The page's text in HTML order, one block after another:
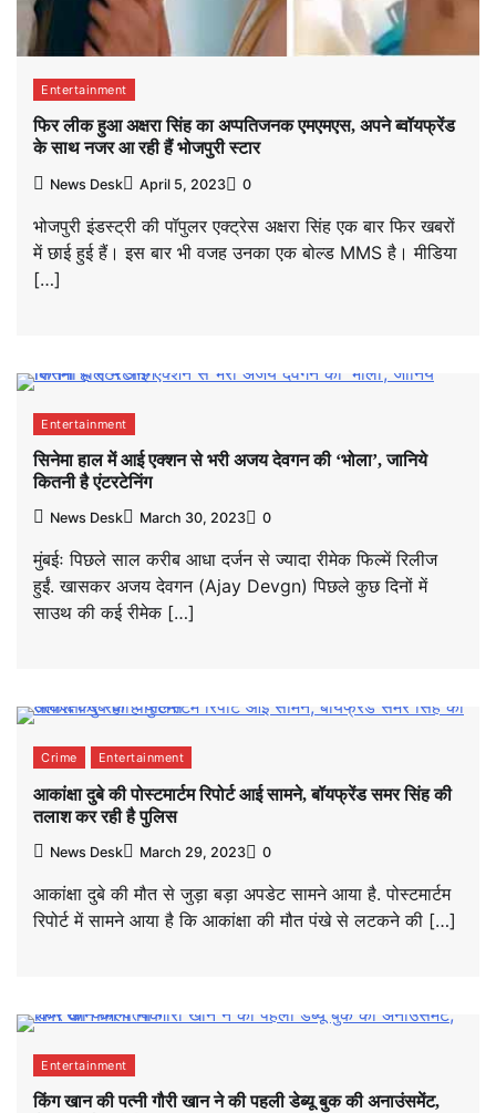
Entertainment
फिर लीक हुआ अक्षरा सिंह का अप्पतिजनक एमएमएस, अपने ब्वॉयफ्रेंड
के साथ नजर आ रही हैं भोजपुरी स्टार
News Desk April 5, 2023 0
भोजपुरी इंडस्ट्री की पॉपुलर एक्ट्रेस अक्षरा सिंह एक बार फिर खबरों
में छाई हुई हैं। इस बार भी वजह उनका एक बोल्ड MMS है। मीडिया
[…]
Entertainment
सिनेमा हाल में आई एक्शन से भरी अजय देवगन की ‘भोला’, जानिये
कितनी है एंटरटेनिंग
News Desk March 30, 2023 0
मुंबईः पिछले साल करीब आधा दर्जन से ज्यादा रीमेक फिल्में रिलीज
हुईं. खासकर अजय देवगन (Ajay Devgn) पिछले कुछ दिनों में
साउथ की कई रीमेक […]
Crime Entertainment
आकांक्षा दुबे की पोस्टमार्टम रिपोर्ट आई सामने, बॉयफ्रेंड समर सिंह की
तलाश कर रही है पुलिस
News Desk March 29, 2023 0
आकांक्षा दुबे की मौत से जुड़ा बड़ा अपडेट सामने आया है. पोस्टमार्टम
रिपोर्ट में सामने आया है कि आकांक्षा की मौत पंखे से लटकने की […]
Entertainment
किंग खान की पत्नी गौरी खान ने की पहली डेब्यू बुक की अनाउंसमेंट,